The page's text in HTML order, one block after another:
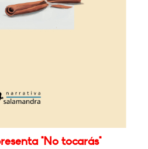
"No tocarás"